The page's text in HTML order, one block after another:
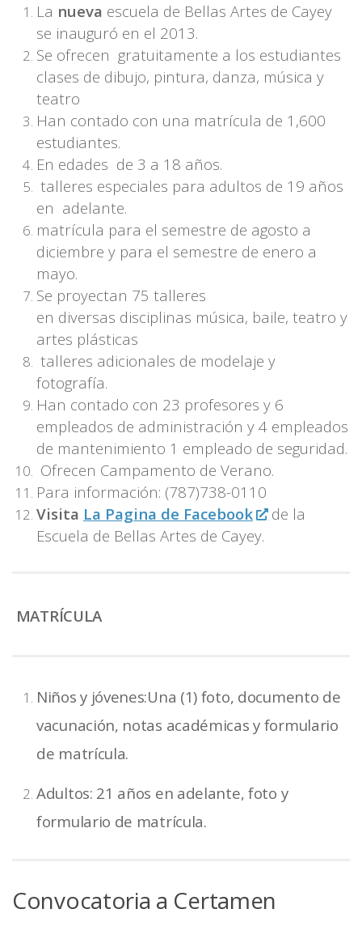
La nueva escuela de Bellas Artes de Cayey
se inauguró en el 2013.
Se ofrecen gratuitamente a los estudiantes
clases de dibujo, pintura, danza, música y
teatro
Han contado con una matrícula de 1,600
estudiantes.
En edades de 3 a 18 años.
talleres especiales para adultos de 19 años
en adelante.
matrícula para el semestre de agosto a
diciembre y para el semestre de enero a
mayo.
Se proyectan 75 talleres
en diversas disciplinas música, baile, teatro y
artes plásticas
talleres adicionales de modelaje y
fotografía.
Han contado con 23 profesores y 6
empleados de administración y 4 empleados
de mantenimiento 1 empleado de seguridad.
Ofrecen Campamento de Verano.
Para información: (787)738-0110
Visita La Pagina de Facebook
de la
Escuela de Bellas Artes de Cayey.
MATRÍCULA
Niños y jóvenes:Una (1) foto, documento de
vacunación, notas académicas y formulario
de matrícula.
Adultos: 21 años en adelante, foto y
formulario de matrícula.
Convocatoria a Certamen